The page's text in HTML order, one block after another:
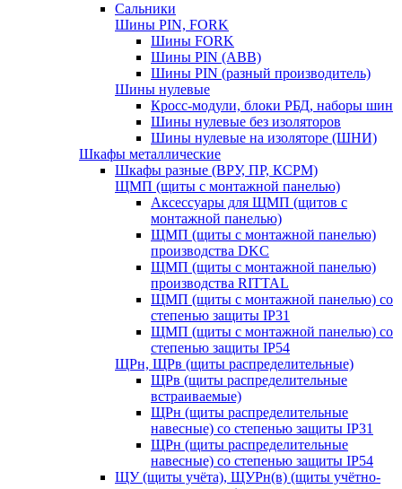
Сальники
Шины PIN, FORK
Шины FORK
Шины PIN (АВВ)
Шины PIN (разный производитель)
Шины нулевые
Кросс-модули, блоки РБД, наборы шин
Шины нулевые без изоляторов
Шины нулевые на изоляторе (ШНИ)
Шкафы металлические
Шкафы разные (ВРУ, ПР, КСРМ)
ЩМП (щиты с монтажной панелью)
Аксессуары для ЩМП (щитов с
монтажной панелью)
ЩМП (щиты с монтажной панелью)
производства DKC
ЩМП (щиты с монтажной панелью)
производства RITTAL
ЩМП (щиты с монтажной панелью) со
степенью защиты IP31
ЩМП (щиты с монтажной панелью) со
степенью защиты IP54
ЩРн, ЩРв (щиты распределительные)
ЩРв (щиты распределительные
встраиваемые)
ЩРн (щиты распределительные
навесные) со степенью защиты IP31
ЩРн (щиты распределительные
навесные) со степенью защиты IP54
ЩУ (щиты учёта), ЩУРн(в) (щиты учётно-